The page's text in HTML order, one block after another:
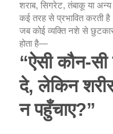
शराब, सिगरेट, तंबाकू या
कई तरह से प्रभावित करती
जब कोई व्यक्ति नशे से
होता है—
“ऐसी कौन-
दे, लेकिन
न पहुँचाए?”